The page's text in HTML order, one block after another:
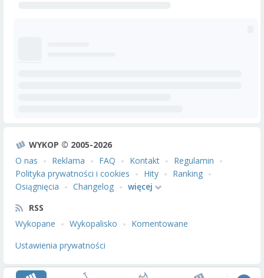
WYKOP © 2005-2026
O nas
Reklama FAQ Kontakt
Regulamin
Polityka prywatności i cookies
Hity
Ranking
Osiągnięcia
Changelog
więcej
RSS
Wykopane
Wykopalisko
Komentowane
Ustawienia prywatności